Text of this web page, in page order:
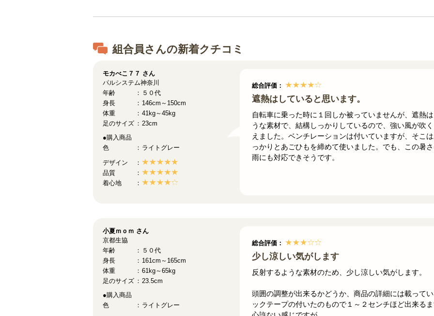
組合員さんの新着クチコミ
総合評価：
遮熱はしていると思います。
自転車に乗った時に１回しか被っていませんが、遮熱
うな素材で、結構しっかりしているので、強い風が吹
えました。ベンチレーションは付いていますが、そこ
っかりとあごひもを締めて使いました。でも、この暑
雨にも対応できそうです。
モカべこ７７ さん
パルシステム神奈川
年齢
５０代
身長
146cm～150cm
体重
41kg～45kg
足のサイズ
23cm
●購入商品
色
ライトグレー
デザイン
品質
着心地
総合評価：
少し涼しい気がします
反射するような素材のため、少し涼しい気がします。
頭囲の調整が出来るかどうか、商品の詳細には載って
ックテープの付いたのもので１～２センチほど出来る
小夏ｍｏｍ さん
京都生協
年齢
５０代
身長
161cm～165cm
体重
61kg～65kg
足のサイズ
23.5cm
●購入商品
色
ライトグレー